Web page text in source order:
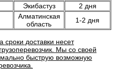
Экибастуз
2 дня
Алматинская
область
1-2 дня
сроки доставки несет
Мы со своей
быструю возможную